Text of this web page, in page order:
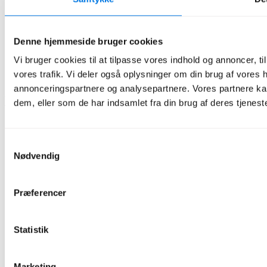
Denne hjemmeside bruger cookies
Vi bruger cookies til at tilpasse vores indhold og annoncer,
vores trafik. Vi deler også oplysninger om din brug af vores
annonceringspartnere og analysepartnere. Vores partnere
dem, eller som de har indsamlet fra din brug af deres
Nødvendig
Præferencer
Statistik
Om Amalo ApS
Typiske spørgsmål og svar
Handelsbetingelser
Privatlivspolitik
Amalo ApS|Prags Boulevard 51, 2300 København S|CVR:
40891994